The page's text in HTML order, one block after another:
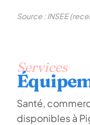
Source : INSEE
Services
Santé,
disponibles à